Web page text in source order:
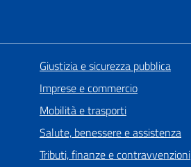
Giustizia e sicurezza pubblica
Imprese e commercio
Mobilità e trasporti
Salute, benessere e assistenza
Tributi, finanze e contravvenzioni